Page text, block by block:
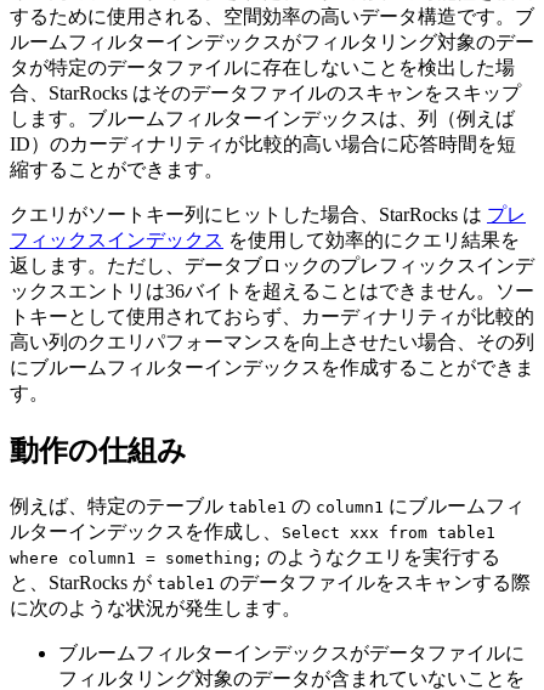
するために使用される、空間効率の高いデータ構造です。ブ
ルームフィルターインデックスがフィルタリング対象のデー
タが特定のデータファイルに存在しないことを検出した場
合、StarRocks はそのデータファイルのスキャンをスキップ
します。ブルームフィルターインデックスは、列（例えば
ID）のカーディナリティが比較的高い場合に応答時間を短
縮することができます。
クエリがソートキー列にヒットした場合、StarRocks は プレ
フィックスインデックス を使用して効率的にクエリ結果を
返します。ただし、データブロックのプレフィックスインデ
ックスエントリは36バイトを超えることはできません。ソー
トキーとして使用されておらず、カーディナリティが比較的
高い列のクエリパフォーマンスを向上させたい場合、その列
にブルームフィルターインデックスを作成することができま
す。
動作の仕組み
例えば、特定のテーブル table1 の column1 にブルームフィ
ルターインデックスを作成し、
Select xxx from table1
where column1 = something; のようなクエリを実行する
と、StarRocks が table1 のデータファイルをスキャンする際
に次のような状況が発生します。
ブルームフィルターインデックスがデータファイルに
フィルタリング対象のデータが含まれていないことを